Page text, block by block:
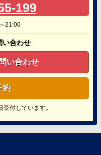
199
21:00
い合わせ
い合わせ
約
付しています。